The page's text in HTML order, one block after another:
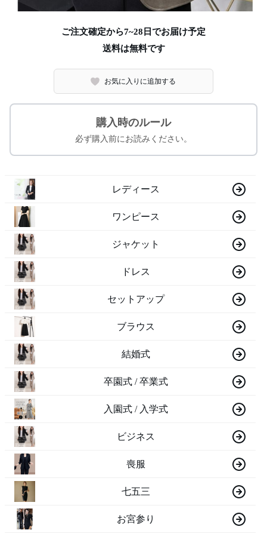
ご注文確定から7~28日でお届け予定
送料は無料です
お気に入りに追加する
購入時のルール
必ず購入前にお読みください。
レディース
ワンピース
ジャケット
ドレス
セットアップ
ブラウス
結婚式
卒園式 / 卒業式
入園式 / 入学式
ビジネス
喪服
七五三
お宮参り